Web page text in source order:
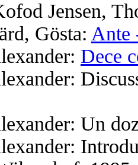
Jensen,
Gösta: Ante
Dece
Un